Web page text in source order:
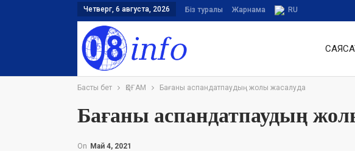
Четверг, 6 августа, 2026 Біз туралы Жарнама RU
Басты бет ҚОҒАМ Бағаны аспандатпаудың жолы жасалуда
Бағаны аспандатпаудың
On Май 4, 2021